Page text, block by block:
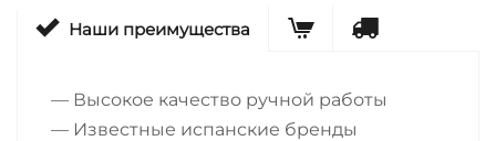
Наши преимущества
— Высокое качество ручной работы
— Известные испанские бренды